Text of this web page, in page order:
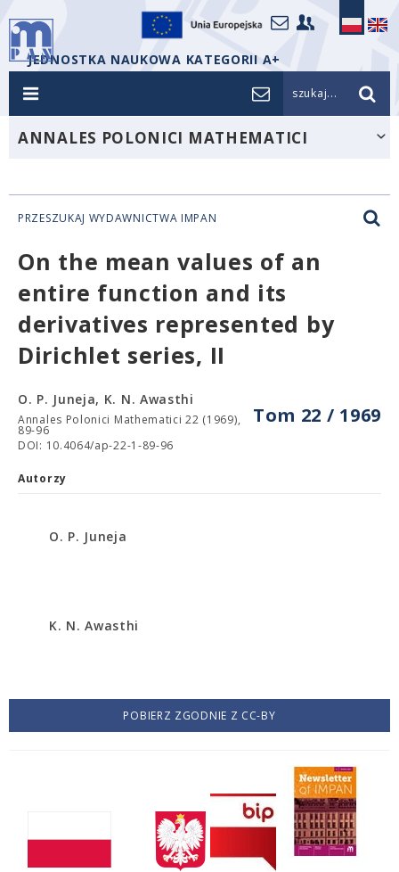
JEDNOSTKA NAUKOWA KATEGORII A+
szukaj...
ANNALES POLONICI MATHEMATICI
PRZESZUKAJ WYDAWNICTWA IMPAN
On the mean values of an
entire function and its
derivatives represented by
Dirichlet series, II
Tom 22 / 1969
O. P. Juneja, K. N. Awasthi
Annales Polonici Mathematici 22 (1969),
89-96
DOI: 10.4064/ap-22-1-89-96
Autorzy
O. P. Juneja
K. N. Awasthi
POBIERZ ZGODNIE Z CC-BY